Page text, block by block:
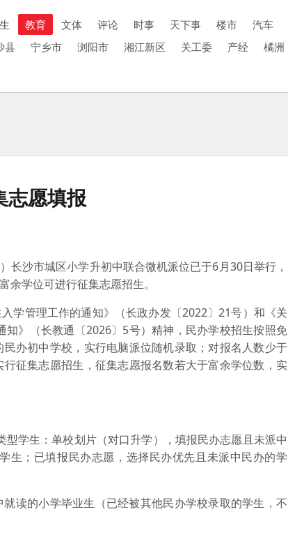
教育 文体 评论 时事 天下事 楼市 汽车
县 宁乡市 浏阳市 湘江新区 关工委 产经 橘洲
志愿填报
沙市城区小学升初中联合微机派位已于6月30日举行，
学位可进行征集志愿招生。
学管理工作的通知》（长政办发〔2022〕21号）和《关
》（长教通〔2026〕5号）精神，民办学校招生按照免
办初中学校，实行电脑派位随机录取；对报名人数少于
征集志愿招生，征集志愿报名数若大于富余学位数，实
学生：单校划片（对口升学），填报民办志愿且未派中
生；已填报民办志愿，选择民办优先且未派中民办的学
读的小学毕业生（已经被其他民办学校录取的学生，不